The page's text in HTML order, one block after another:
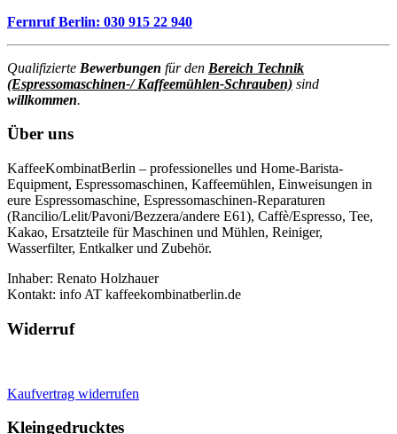
Fernruf Berlin: 030 915 22 940
Qualifizierte Bewerbungen für den Bereich Technik
(Espressomaschinen-/ Kaffeemühlen-Schrauben) sind
willkommen.
Über uns
KaffeeKombinatBerlin – professionelles und Home-Barista-
Equipment, Espressomaschinen, Kaffeemühlen, Einweisungen in
eure Espressomaschine, Espressomaschinen-Reparaturen
(Rancilio/Lelit/Pavoni/Bezzera/andere E61), Caffè/Espresso, Tee,
Kakao, Ersatzteile für Maschinen und Mühlen, Reiniger,
Wasserfilter, Entkalker und Zubehör.
Inhaber: Renato Holzhauer
Kontakt: info AT kaffeekombinatberlin.de
Widerruf
Kaufvertrag widerrufen
Kleingedrucktes